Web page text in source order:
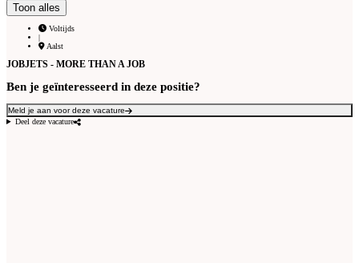
Toon alles
Voltijds
|
Aalst
JOBJETS - MORE THAN A JOB
Ben je geïnteresseerd in deze positie?
Meld je aan voor deze vacature
Deel deze vacature